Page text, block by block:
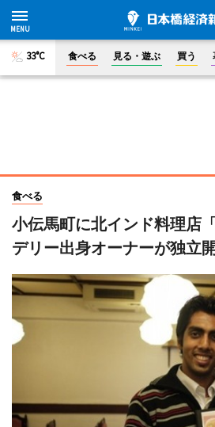
33°C 食べる 見る・遊ぶ 買う
食べる
小伝馬町に北インド料理店
デリー出身オーナーが独立